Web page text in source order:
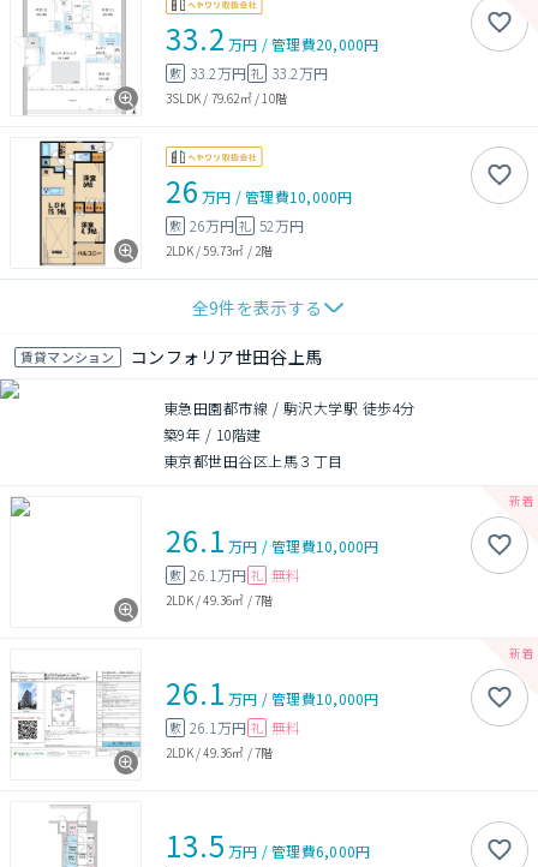
33.2 万円 /管理費20,000円
敷 33.2万円 礼 33.2万円
3SLDK / 79.62㎡/10階
26 万円 /管理費10,000円
敷 26万円 礼 52万円
2LDK/59.73㎡ /2階
全9件を表示する
賃貸マンション コンフォリア世田谷上馬
東急田園都市線 / 駒沢大学駅 徒歩4分
築9年 / 10階建
東京都世田谷区上馬３丁目
26.1 万円 /管理費10,000円
敷 26.1万円 礼 無料
2LDK/49.36㎡ /7階
26.1 万円 /管理費10,000円
敷 26.1万円 礼 無料
2LDK/49.36㎡ /7階
13.5 万円 /管理費6,000円